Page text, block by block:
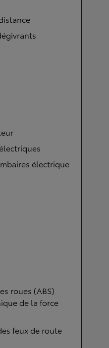
électrique
roues (ABS)
de la force
feux de route